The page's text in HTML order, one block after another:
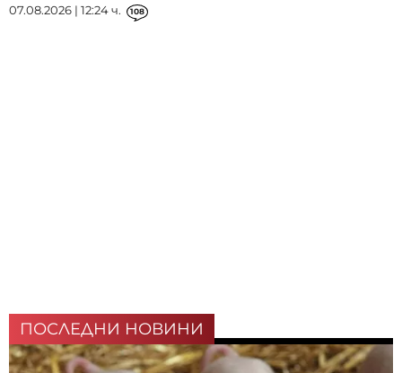
07.08.2026 | 12:24 ч. 108
ПОСЛЕДНИ НОВИНИ